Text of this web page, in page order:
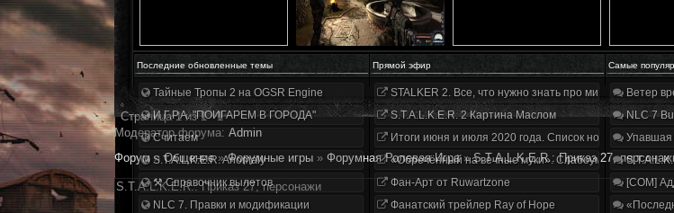
Последние обновленные темы Прямой эфир Самые
Тайные Тропы 2 на OGSR Engine
И.Г.Р.А. "ПОИГАРЕМ В ГОРОДА"
Считаем
S.T.A.L.K.E.R. Anomaly
⚒ Справочник вылетов
NLC 7. Правки и модификации
STALKER 2. Все, что нужно знать про мир, геймплей и
S.T.A.L.K.E.R. 2 Картина Маслом
Итоги июня и июля 2020 года. Список нововведений
«Обречённый на вечные муки». Слабоумие и отвага
Фан-Арт от Ruwartzone
Фанатский трейлер Ray of Hope
Ветер
NLC 7
Упавшая
[COM]
Страница1из1
1
Модератор форума: Аdmin
Форум » Общение » Форумные игры » Форумная Ролевая Игра » S.T.A.L.K.E.R.: Приказ 27,
S.T.A.L.K.E.R.: Приказ 27, персонажи